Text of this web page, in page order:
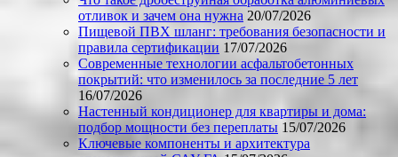
отливок и зачем она нужна 20/07/2026
Пищевой ПВХ шланг: требования безопасности и
правила сертификации 17/07/2026
Современные технологии асфальтобетонных
покрытий: что изменилось за последние 5 лет
16/07/2026
Настенный кондиционер для квартиры и дома:
подбор мощности без переплаты 15/07/2026
Ключевые компоненты и архитектура